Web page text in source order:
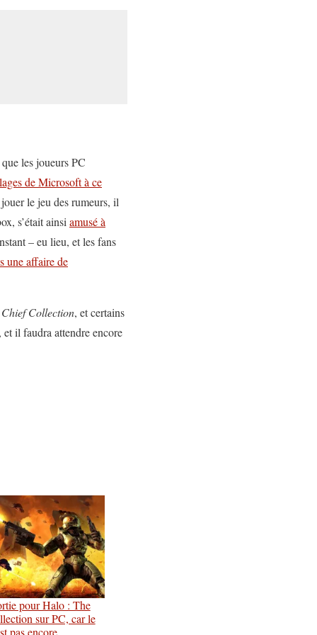
les joueurs PC
de Microsoft à ce
le jeu des rumeurs, il
s’était ainsi amusé à
– eu lieu, et les fans
une affaire de
Collection, et certains
il faudra attendre encore
pour Halo : The
sur PC, car le
pas encore